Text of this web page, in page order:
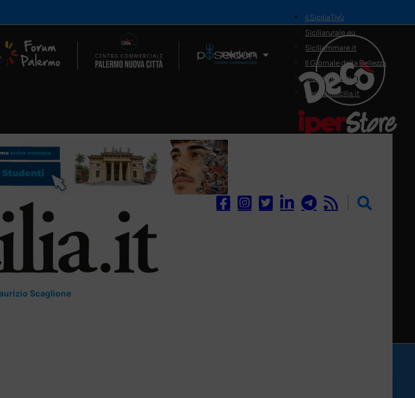
Il Network
il SiciliaTivù
Siciliarurale.eu
Siciliammare.it
Il Giornale della Bellezza
Siciliamedica.it
Sanitainsicilia.it
Scaglione